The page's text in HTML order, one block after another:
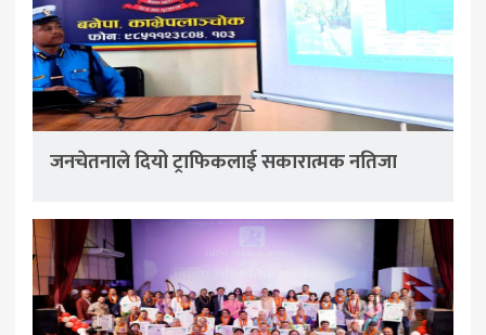
जनचेतनाले दियो ट्राफिकलाई सकारात्मक नतिजा